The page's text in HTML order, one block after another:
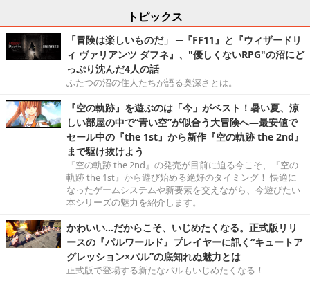
トピックス
「冒険は楽しいものだ」 ─『FF11』と『ウィザードリ
ィ ヴァリアンツ ダフネ』、"優しくないRPG"の沼にど
っぷり沈んだ4人の話
ふたつの沼の住人たちが語る奥深さとは。
『空の軌跡』を遊ぶのは「今」がベスト！暑い夏、涼
しい部屋の中で“青い空”が似合う大冒険へ―最安値で
セール中の『the 1st』から新作『空の軌跡 the 2nd』
まで駆け抜けよう
『空の軌跡 the 2nd』の発売が目前に迫る今こそ、『空の
軌跡 the 1st』から遊び始める絶好のタイミング！ 快適に
なったゲームシステムや新要素を交えながら、今遊びたい
本シリーズの魅力を紹介します。
かわいい…だからこそ、いじめたくなる。正式版リリ
ースの『パルワールド』プレイヤーに訊く“キュートア
グレッション×パル”の底知れぬ魅力とは
正式版で登場する新たなパルもいじめたくなる！